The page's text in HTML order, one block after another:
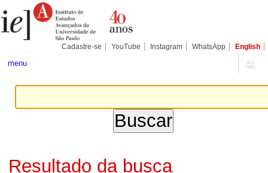
para
conteúdo.
Pessoais
Cadastre-se YouTube Instagram WhatsApp English
menu
Resultado da busca